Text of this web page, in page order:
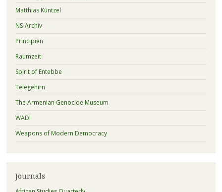
Matthias Küntzel
NS-Archiv
Principien
Raumzeit
Spirit of Entebbe
Telegehirn
The Armenian Genocide Museum
WADI
Weapons of Modern Democracy
Journals